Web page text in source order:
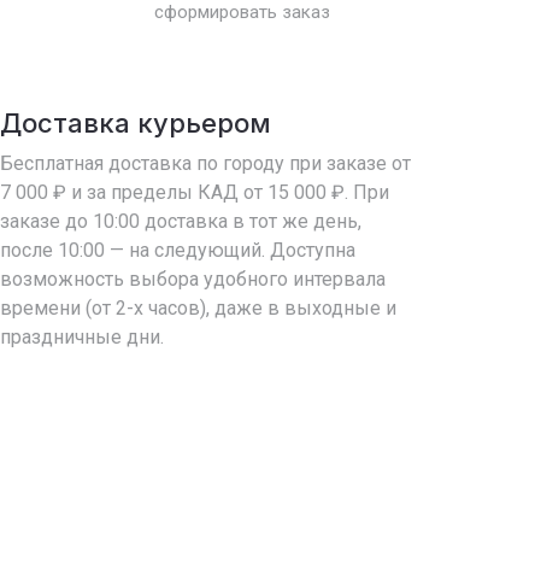
сформировать заказ
Доставка курьером
Бесплатная доставка по городу при заказе от
7 000 ₽ и за пределы КАД от 15 000 ₽. При
заказе до 10:00 доставка в тот же день,
после 10:00 — на следующий. Доступна
возможность выбора удобного интервала
времени (от 2-х часов), даже в выходные и
праздничные дни.